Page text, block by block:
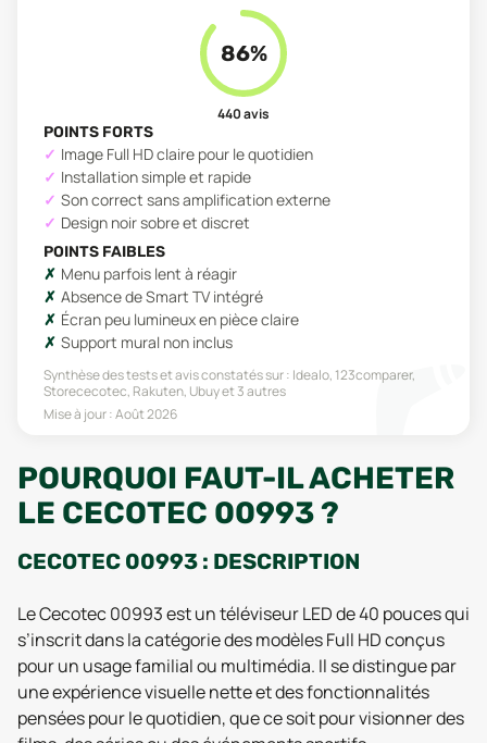
86%
440avis
POINTS FORTS
Image Full HD claire pour le quotidien
Installation simple et rapide
Son correct sans amplification externe
Design noir sobre et discret
POINTS FAIBLES
Menu parfois lent à réagir
Absence de Smart TV intégré
Écran peu lumineux en pièce claire
Support mural non inclus
Synthèse des tests et avis constatés sur : Idealo, 123comparer,
Storececotec, Rakuten, Ubuyet 3 autres
Mise à jour :Août 2026
POURQUOI FAUT-IL ACHETER
LE CECOTEC 00993 ?
CECOTEC 00993 : DESCRIPTION
Le Cecotec 00993 est un téléviseur LED de 40 pouces qui
s’inscrit dans la catégorie des modèles Full HD conçus
pour un usage familial ou multimédia. Il se distingue par
une expérience visuelle nette et des fonctionnalités
pensées pour le quotidien, que ce soit pour visionner des